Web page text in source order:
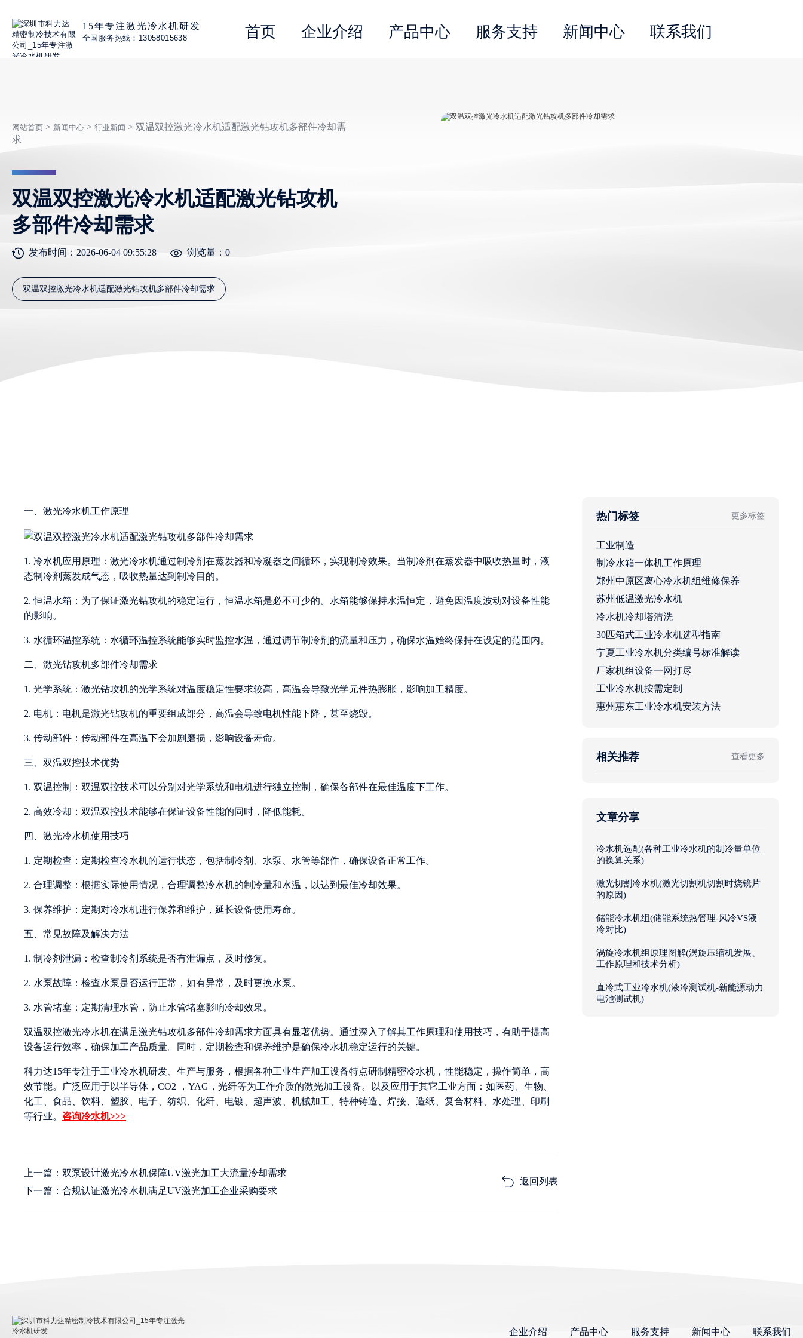
15年专注激光冷水机研发
全国服务热线：13058015638 首页 企业介绍 产品中心 服务支持 新闻中心 联系我们
网站首页 > 新闻中心 > 行业新闻 > 双温双控激光冷水机适配激光钻攻机多部件冷却需
求
双温双控激光冷水机适配激光钻攻机
多部件冷却需求
发布时间：2026-06-04 09:55:28 浏览量： 0
双温双控激光冷水机适配激光钻攻机多部件冷却需求
一、激光冷水机工作原理
1. 冷水机应用原理：激光冷水机通过制冷剂在蒸发器和冷凝器之间循环，实现制冷效果。当制冷剂在蒸发器中吸收热量时，液
态制冷剂蒸发成气态，吸收热量达到制冷目的。
2. 恒温水箱：为了保证激光钻攻机的稳定运行，恒温水箱是必不可少的。水箱能够保持水温恒定，避免因温度波动对设备性能
的影响。
3. 水循环温控系统：水循环温控系统能够实时监控水温，通过调节制冷剂的流量和压力，确保水温始终保持在设定的范围内。
二、激光钻攻机多部件冷却需求
1. 光学系统：激光钻攻机的光学系统对温度稳定性要求较高，高温会导致光学元件热膨胀，影响加工精度。
2. 电机：电机是激光钻攻机的重要组成部分，高温会导致电机性能下降，甚至烧毁。
3. 传动部件：传动部件在高温下会加剧磨损，影响设备寿命。
三、双温双控技术优势
1. 双温控制：双温双控技术可以分别对光学系统和电机进行独立控制，确保各部件在最佳温度下工作。
2. 高效冷却：双温双控技术能够在保证设备性能的同时，降低能耗。
四、激光冷水机使用技巧
1. 定期检查：定期检查冷水机的运行状态，包括制冷剂、水泵、水管等部件，确保设备正常工作。
2. 合理调整：根据实际使用情况，合理调整冷水机的制冷量和水温，以达到最佳冷却效果。
3. 保养维护：定期对冷水机进行保养和维护，延长设备使用寿命。
五、常见故障及解决方法
1. 制冷剂泄漏：检查制冷剂系统是否有泄漏点，及时修复。
2. 水泵故障：检查水泵是否运行正常，如有异常，及时更换水泵。
3. 水管堵塞：定期清理水管，防止水管堵塞影响冷却效果。
双温双控激光冷水机在满足激光钻攻机多部件冷却需求方面具有显著优势。通过深入了解其工作原理和使用技巧，有助于提高
设备运行效率，确保加工产品质量。同时，定期检查和保养维护是确保冷水机稳定运行的关键。
科力达15年专注于工业冷水机研发、生产与服务，根据各种工业生产加工设备特点研制精密冷水机，性能稳定，操作简单，高
效节能。广泛应用于以半导体，CO2 ，YAG，光纤等为工作介质的激光加工设备。以及应用于其它工业方面：如医药、生物、
化工、食品、饮料、塑胶、电子、纺织、化纤、电镀、超声波、机械加工、特种铸造、焊接、造纸、复合材料、水处理、印刷
等行业。 咨询冷水机>>>
上一篇：双泵设计激光冷水机保障UV激光加工大流量冷却需求
下一篇：合规认证激光冷水机满足UV激光加工企业采购要求
返回列表
热门标签 更多标签
工业制造
制冷水箱一体机工作原理
郑州中原区离心冷水机组维修保养
苏州低温激光冷水机
冷水机冷却塔清洗
30匹箱式工业冷水机选型指南
宁夏工业冷水机分类编号标准解读
厂家机组设备一网打尽
工业冷水机按需定制
惠州惠东工业冷水机安装方法
相关推荐 查看更多
文章分享
冷水机选配(各种工业冷水机的制冷量单位
的换算关系)
激光切割冷水机(激光切割机切割时烧镜片
的原因)
储能冷水机组(储能系统热管理-风冷VS液
冷对比)
涡旋冷水机组原理图解(涡旋压缩机发展、
工作原理和技术分析)
直冷式工业冷水机(液冷测试机-新能源动力
电池测试机)
企业介绍 产品中心 服务支持 新闻中心 联系我们